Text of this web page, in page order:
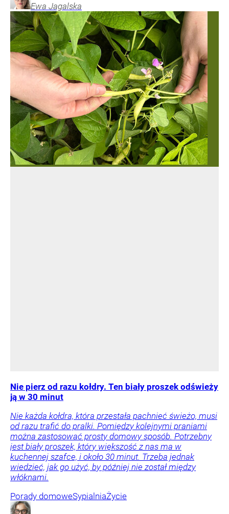
Ewa Jagalska
Nie pierz od razu kołdry. Ten biały proszek odświeży
ją w 30 minut
Nie każda kołdra, która przestała pachnieć świeżo, musi
od razu trafić do pralki. Pomiędzy kolejnymi praniami
można zastosować prosty domowy sposób. Potrzebny
jest biały proszek, który większość z nas ma w
kuchennej szafce, i około 30 minut. Trzeba jednak
wiedzieć, jak go użyć, by później nie został między
włóknami.
Porady domoweSypialniaŻycie